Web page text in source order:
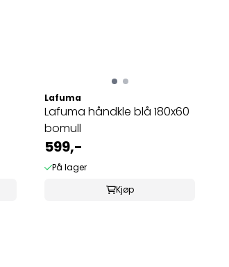
Lafuma
Lafuma håndkle blå 180x60
bomull
599,-
På lager
Kjøp